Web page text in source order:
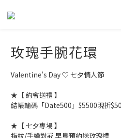
玫瑰手腕花環
Valentine's Day ♡ 七夕情人節
★【 約會送禮 】
結帳輸碼「Date500」$5500現折
★【 七夕專場 】
指紋/手繪對戒 早鳥預約送玫瑰禮